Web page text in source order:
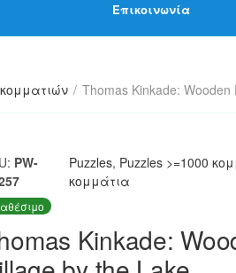
Επικοινωνία
/ Thomas Kinkade:
PW-
Puzzles, Puzzles >=1000
κομμάτια
Kinkade: